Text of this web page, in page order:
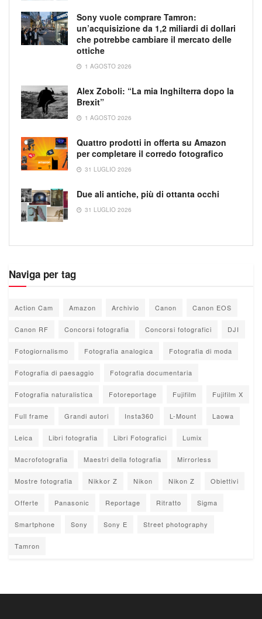
Sony vuole comprare Tamron:
un’acquisizione da 1,2 miliardi di dollari
che potrebbe cambiare il mercato delle
ottiche
1 AGOSTO 2026
Alex Zoboli: “La mia Inghilterra dopo la
Brexit”
1 AGOSTO 2026
Quattro prodotti in offerta su Amazon
per completare il corredo fotografico
31 LUGLIO 2026
Due ali antiche, più di ottanta occhi
31 LUGLIO 2026
Naviga per tag
Action Cam Amazon Archivio Canon Canon EOS
Canon RF Concorsi fotografia Concorsi fotografici DJI
Fotogiornalismo Fotografia analogica Fotografia di moda
Fotografia di paesaggio Fotografia documentaria
Fotografia naturalistica Fotoreportage Fujifilm Fujifilm X
Full frame Grandi autori Insta360 L-Mount Laowa
Leica Libri fotografia Libri Fotografici Lumix
Macrofotografia Maestri della fotografia Mirrorless
Mostre fotografia Nikkor Z Nikon Nikon Z Obiettivi
Offerte Panasonic Reportage Ritratto Sigma
Smartphone Sony Sony E Street photography
Tamron